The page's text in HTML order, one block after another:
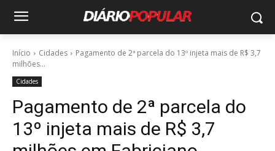
Início Cidades
Pagamento de 2ª parcela do 13º injeta mais de R$ 3,7
milhões...
Cidades
Pagamento de 2ª parcela do
13º injeta mais de R$ 3,7